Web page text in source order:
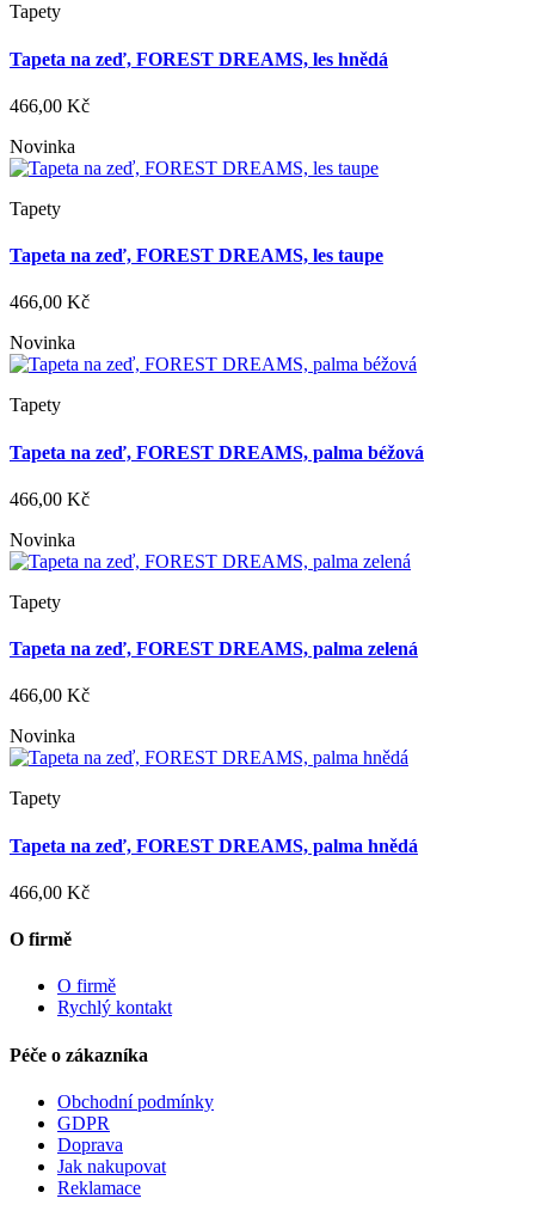
Tapety
Tapeta na zeď, FOREST DREAMS, les hnědá
466,00 Kč
Novinka
Tapety
Tapeta na zeď, FOREST DREAMS, les taupe
466,00 Kč
Novinka
Tapety
Tapeta na zeď, FOREST DREAMS, palma béžová
466,00 Kč
Novinka
Tapety
Tapeta na zeď, FOREST DREAMS, palma zelená
466,00 Kč
Novinka
Tapety
Tapeta na zeď, FOREST DREAMS, palma hnědá
466,00 Kč
O firmě
O firmě
Rychlý kontakt
Péče o zákazníka
Obchodní podmínky
GDPR
Doprava
Jak nakupovat
Reklamace